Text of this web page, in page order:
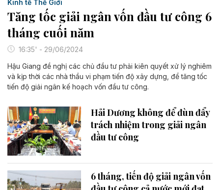
Kinh tế Thế Giới
Tăng tốc giải ngân vốn đầu tư công 6
tháng cuối năm
16:35' - 29/06/2024
Hậu Giang đề nghị các chủ đầu tư phải kiên quyết xử lý nghiêm
và kịp thời các nhà thầu vi phạm tiến độ xây dựng, để tăng tốc
tiến độ giải ngân kế hoạch vốn đầu tư công.
Hải Dương không để đùn đẩy
trách nhiệm trong giải ngân
đầu tư công
6 tháng, tiến độ giải ngân vốn